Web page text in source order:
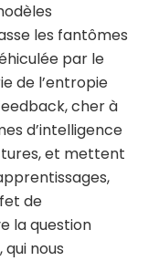
les fantômes
par le
de l’entropie
cher à
d’intelligence
et mettent
de
la question
nous